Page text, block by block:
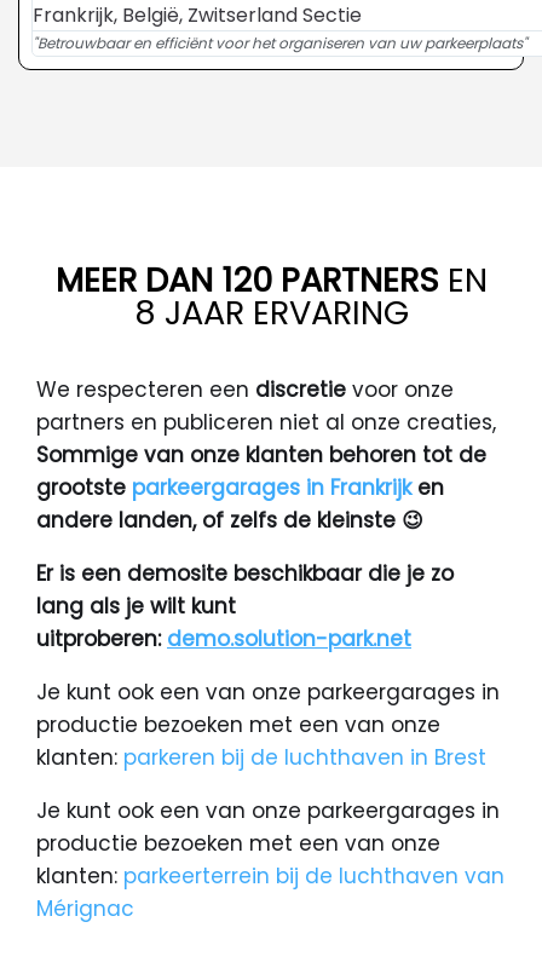
Frankrijk, België, Zwitserland Sectie
"Betrouwbaar en efficiënt voor het organiseren van uw parkeerplaats"
MEER DAN 120 PARTNERS EN
8 JAAR ERVARING
We respecteren een discretie voor onze
partners en publiceren niet al onze creaties,
Sommige van onze klanten behoren tot de
grootste parkeergarages in Frankrijken
andere landen, of zelfs de kleinste 😉
Er is een demosite beschikbaar die je zo
lang als je wilt kunt
uitproberen: demo.solution-park.net
Je kunt ook een van onze parkeergarages in
productie bezoeken met een van onze
klanten: parkeren bij de luchthaven in Brest
Je kunt ook een van onze parkeergarages in
productie bezoeken met een van onze
klanten: parkeerterrein bij de luchthaven van
Mérignac